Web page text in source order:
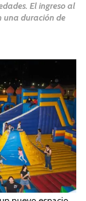
El ingreso al
una duración de